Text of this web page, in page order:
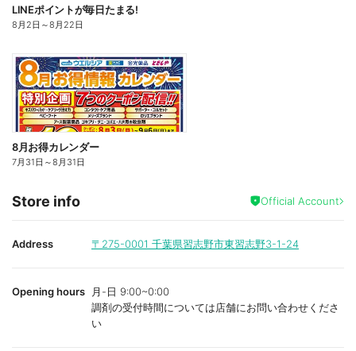
LINEポイントが毎日たまる!
8月2日 ～8月22日
8月お得カレンダー
7月31日 ～8月31日
Store info Official Account
Address 〒275-0001 千葉県習志野市東習志野3-1-24
Opening hours
月-日 9:00~0:00
調剤の受付時間については店舗にお問い合わせくださ
い